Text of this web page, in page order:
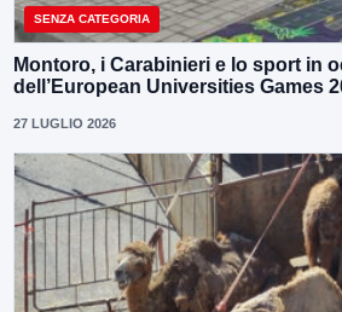
SENZA CATEGORIA
Montoro, i Carabinieri e lo sport in
dell’European Universities Games
27 LUGLIO 2026